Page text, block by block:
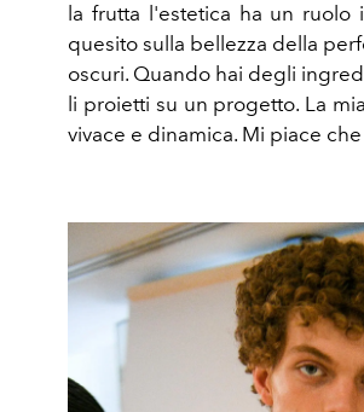
la frutta l'estetica ha un ruolo
quesito sulla bellezza della
oscuri. Quando hai degli
li proietti su un progetto. La
vivace e dinamica. Mi piace